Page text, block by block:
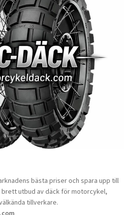
bästa priser och spara upp till
brett utbud av däck för motorcykel,
tillverkare.